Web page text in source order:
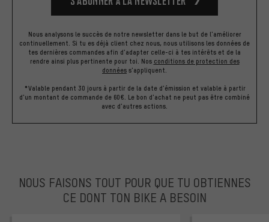
Nous analysons le succès de notre newsletter dans le but de l'améliorer
continuellement. Si tu es déjà client chez nous, nous utilisons les données de
tes dernières commandes afin d'adapter celle-ci à tes intérêts et de la
rendre ainsi plus pertinente pour toi. Nos conditions de protection des
données s'appliquent.
*Valable pendant 30 jours à partir de la date d'émission et valable à partir
d'un montant de commande de 60€. Le bon d'achat ne peut pas être combiné
avec d'autres actions.
NOUS FAISONS TOUT POUR QUE TU OBTIENNES
CE DONT TON BIKE A BESOIN